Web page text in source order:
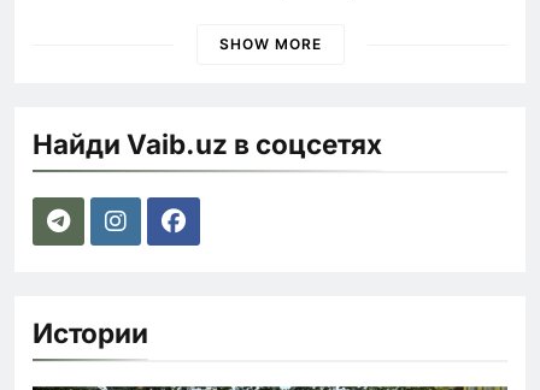
SHOW MORE
Найди Vaib.uz в соцсетях
Истории